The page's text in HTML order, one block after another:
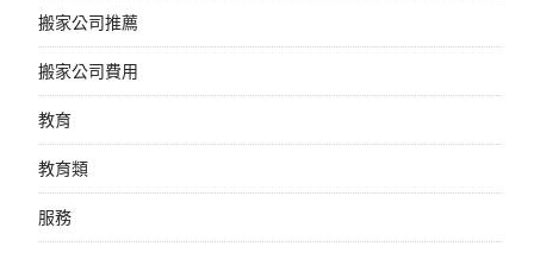
搬家公司推薦
搬家公司費用
教育
教育類
服務